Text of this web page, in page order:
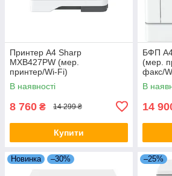
Принтер А4 Sharp
MXB427PW (мер.
принтер/Wi-Fi)
В наявності
8 760 ₴ 14 299 ₴
Купити
БФП
(мер.
факс/
В
14
Новинка –30% –25%